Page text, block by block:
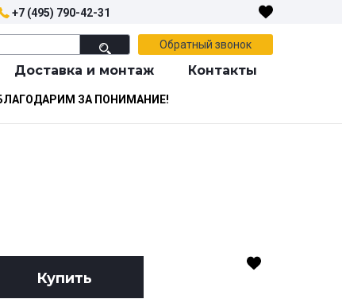
+7 (495) 790-42-31
Обратный звонок
Доставка и монтаж Контакты
ЗА ПОНИМАНИЕ!
Купить